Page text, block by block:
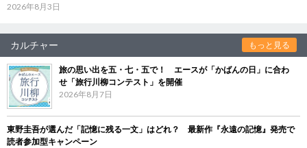
2026年8月3日
カルチャー もっと見る
旅の思い出を五・七・五で！ エースが「かばんの日」に合わ
せ「旅行川柳コンテスト」を開催
2026年8月7日
東野圭吾が選んだ「記憶に残る一文」はどれ？ 最新作『永遠の記憶』発売で
読者参加型キャンペーン